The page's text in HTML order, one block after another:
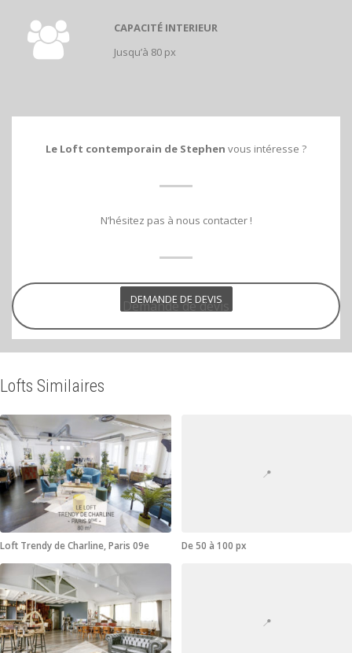
CAPACITÉ INTERIEUR
Jusqu’à 80 px
Le Loft contemporain de Stephen vous intéresse ?
N’hésitez pas à nous contacter !
DEMANDE DE DEVIS
Demande de devis
Lofts Similaires
Loft Trendy de Charline, Paris 09e
📍
De 50 à 100 px
📍